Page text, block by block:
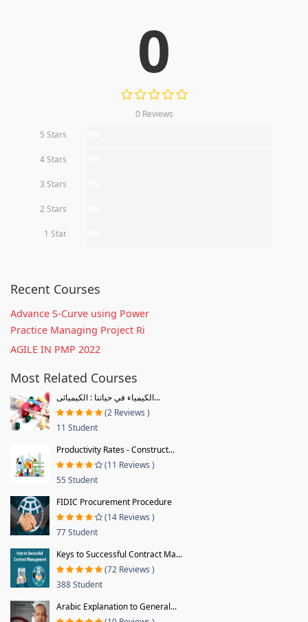
0
0 Reviews
5 Stars
4 Stars
3 Stars
2 Stars
1 Star
Recent Courses
Advance S-Curve using Power
Practice Managing Project Ri
AGILE IN PMP 2022
Most Related Courses
الكيمياء في حياتنا : الكيميائى...
(2 Reviews )
11 Student
Productivity Rates - Construct...
(11 Reviews )
55 Student
FIDIC Procurement Procedure
(14 Reviews )
77 Student
Keys to Successful Contract Ma...
(72 Reviews )
388 Student
Arabic Explanation to General...